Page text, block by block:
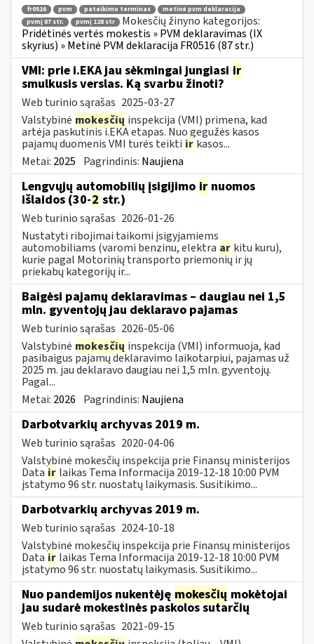
fr0516 pvm pateikimo terminas
metinė pvm deklaracija
pvmį 87 str.
pvmį 128 str
Mokesčių žinyno kategorijos:
Pridėtinės vertės mokestis » PVM deklaravimas (IX
skyrius) » Metinė PVM deklaracija FR0516 (87 str.)
VMI: prie i.EKA jau sėkmingai jungiasi ir
smulkusis verslas. Ką svarbu žinoti?
Web turinio sąrašas 2025-03-27
Valstybinė mokesčių inspekcija (VMI) primena, kad
artėja paskutinis i.EKA etapas. Nuo gegužės kasos
pajamų duomenis VMI turės teikti ir kasos...
Metai: 2025 Pagrindinis: Naujiena
Lengvųjų automobilių įsigijimo ir nuomos
išlaidos (30-2 str.)
Web turinio sąrašas 2026-01-26
Nustatyti ribojimai taikomi įsigyjamiems
automobiliams (varomi benzinu, elektra ar kitu kuru),
kurie pagal Motorinių transporto priemonių ir jų
priekabų kategorijų ir...
Baigėsi pajamų deklaravimas – daugiau nei 1,5
mln. gyventojų jau deklaravo pajamas
Web turinio sąrašas 2026-05-06
Valstybinė mokesčių inspekcija (VMI) informuoja, kad
pasibaigus pajamų deklaravimo laikotarpiui, pajamas už
2025 m. jau deklaravo daugiau nei 1,5 mln. gyventojų.
Pagal...
Metai: 2026 Pagrindinis: Naujiena
Darbotvarkių archyvas 2019 m.
Web turinio sąrašas 2020-04-06
Valstybinė mokesčių inspekcija prie Finansų ministerijos
Data ir laikas Tema Informacija 2019-12-18 10:00 PVM
įstatymo 96 str. nuostatų laikymasis. Susitikimo...
Darbotvarkių archyvas 2019 m.
Web turinio sąrašas 2024-10-18
Valstybinė mokesčių inspekcija prie Finansų ministerijos
Data ir laikas Tema Informacija 2019-12-18 10:00 PVM
įstatymo 96 str. nuostatų laikymasis. Susitikimo...
Nuo pandemijos nukentėję mokesčių mokėtojai
jau sudarė mokestinės paskolos sutarčių
Web turinio sąrašas 2021-09-15